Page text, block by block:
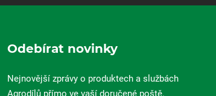
Odebírat novinky
Nejnovější zprávy o produktech a službách
Agrodílů přímo ve vaší doručené poště.